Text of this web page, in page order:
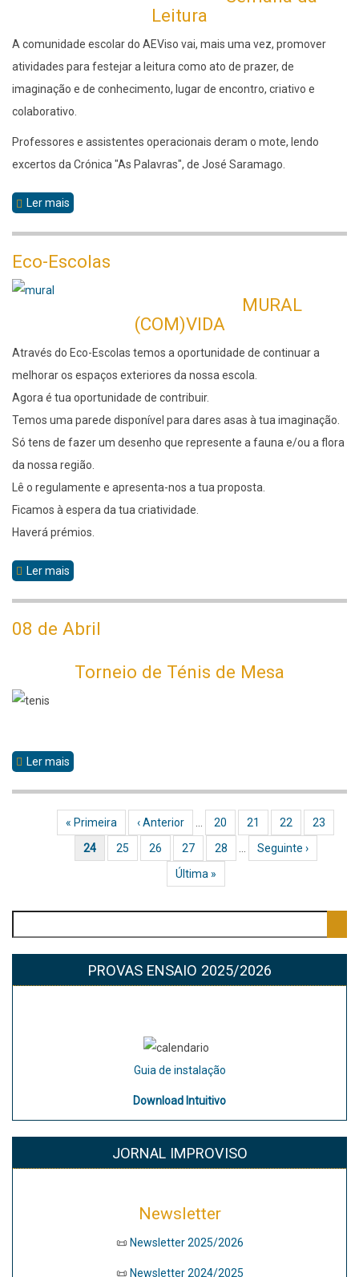
Leitura
A comunidade escolar do AEViso vai, mais uma vez, promover
atividades para festejar a leitura como ato de prazer, de
imaginação e de conhecimento, lugar de encontro, criativo e
colaborativo.
Professores e assistentes operacionais deram o mote, lendo
excertos da Crónica "As Palavras", de José Saramago.
Ler mais
Eco-Escolas
MURAL
(COM)VIDA
Através do Eco-Escolas temos a oportunidade de continuar a
melhorar os espaços exteriores da nossa escola.
Agora é tua oportunidade de contribuir.
Temos uma parede disponível para dares asas à tua imaginação.
Só tens de fazer um desenho que represente a fauna e/ou a flora
da nossa região.
Lê o regulamente e apresenta-nos a tua proposta.
Ficamos à espera da tua criatividade.
Haverá prémios.
Ler mais
08 de Abril
Torneio de Ténis de Mesa
Ler mais
Abril
PaginaçãoPrimeira página
« Primeira Página anterior
‹ Anterior … Página
20 Página
21 Página
22 Página
23
Página atual
24 Página
25 Página
26 Página
27 Página
28 … Próxima página
Seguinte ›
Última página
Última »
PROVAS ENSAIO 2025/2026
Guia de instalação
Download Intuitivo
JORNAL IMPROVISO
Newsletter
📜 Newsletter 2025/2026
📜 Newsletter 2024/2025